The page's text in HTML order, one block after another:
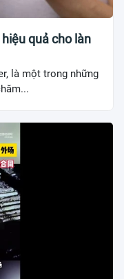
quả cho làn
là một trong những